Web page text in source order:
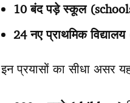
10 बंद पड़े स्कूल
24 नए प्राथमिक
इन प्रयासों का सीधा असर